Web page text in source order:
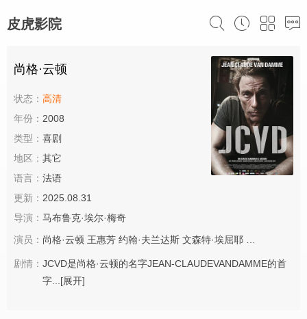
皮虎影院
尚格·云顿
状态： 高清
年份： 2008
类型： 喜剧
地区： 其它
语言： 法语
更新： 2025.08.31
导演： 马布鲁克·埃尔·梅奇
演员： 尚格·云顿 王惠芳 约翰·夫兰达斯 文森特·埃屈耶
剧情： JCVD是尚格·云顿的名字JEAN-CLAUDEVANDAMME的首
字... [展开]